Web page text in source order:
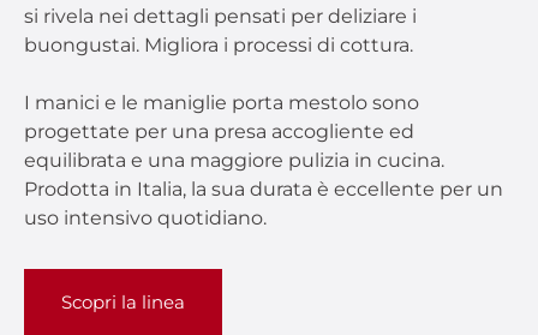
si rivela nei dettagli pensati per deliziare i
buongustai. Migliora i processi di cottura.
I manici e le maniglie porta mestolo sono
progettate per una presa accogliente ed
equilibrata e una maggiore pulizia in cucina.
Prodotta in Italia, la sua durata è eccellente per un
uso intensivo quotidiano.
Scopri la linea